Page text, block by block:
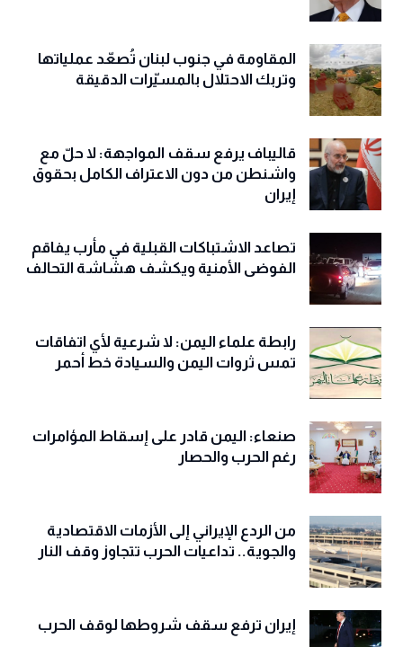
المقاومة في جنوب لبنان تُصعّد عملياتها
وتربك الاحتلال بالمسيّرات الدقيقة
قاليباف يرفع سقف المواجهة: لا حلّ مع
واشنطن من دون الاعتراف الكامل بحقوق
إيران
تصاعد الاشتباكات القبلية في مأرب يفاقم
الفوضى الأمنية ويكشف هشاشة التحالف
رابطة علماء اليمن: لا شرعية لأي اتفاقات
تمس ثروات اليمن والسيادة خط أحمر
صنعاء: اليمن قادر على إسقاط المؤامرات
رغم الحرب والحصار
من الردع الإيراني إلى الأزمات الاقتصادية
والجوية.. تداعيات الحرب تتجاوز وقف النار
إيران ترفع سقف شروطها لوقف الحرب